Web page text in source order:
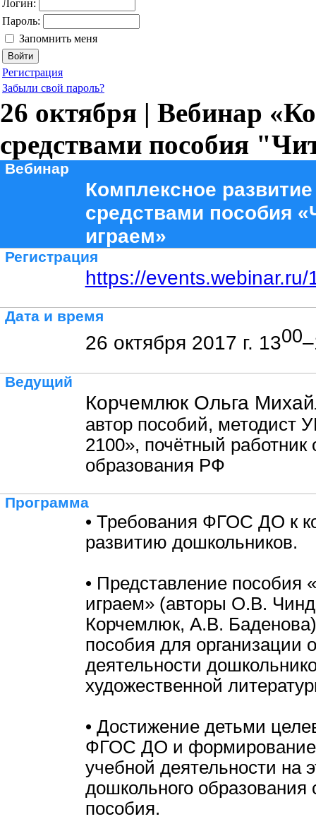
Логин:
Пароль:
Запомнить меня
Регистрация
Забыли свой пароль?
26 октября | Вебинар
средствами пособия
Вебинар
Комплексное
средствами пособия
играем»
Регистрация
https://
Дата и время
26 октября 2017 г. 1300
Ведущий
Корчемлюк Ольга
автор пособий, методист
2100», почётный работник
образования РФ
Программа
• Требования ФГОС ДО к
развитию дошкольников.
• Представление пособия
играем» (авторы О.В.
Корчемлюк, А.В.
пособия для организации
деятельности
художественной
• Достижение детьми
ФГОС ДО и формирование
учебной деятельности на
дошкольного образования
пособия.